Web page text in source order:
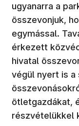
ugyanarra a
összevonjuk,
egymással.
érkezett
hivatal
végül nyert is a
ötletgazdákat,
részvételükkel